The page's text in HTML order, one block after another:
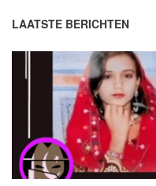
LAATSTE BERICHTEN